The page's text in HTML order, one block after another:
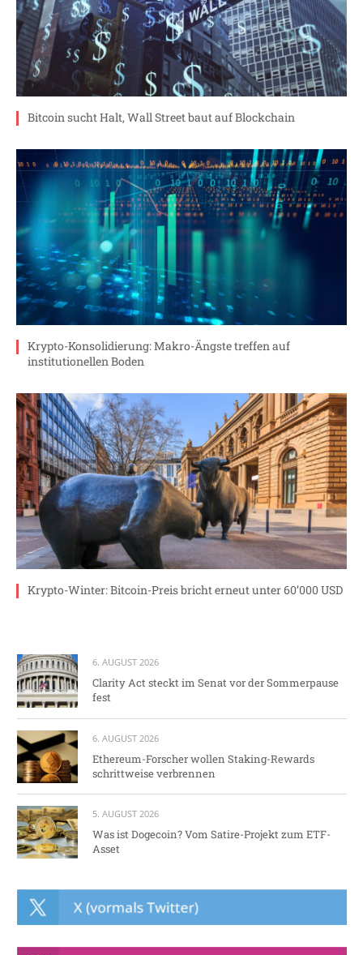
Bitcoin sucht Halt, Wall Street baut auf Blockchain
Krypto-Konsolidierung: Makro-Ängste treffen auf
institutionellen Boden
Krypto-Winter: Bitcoin-Preis bricht erneut unter 60’000 USD
6. AUGUST 2026
Clarity Act steckt im Senat vor der Sommerpause
fest
6. AUGUST 2026
Ethereum-Forscher wollen Staking-Rewards
schrittweise verbrennen
5. AUGUST 2026
Was ist Dogecoin? Vom Satire-Projekt zum ETF-
Asset